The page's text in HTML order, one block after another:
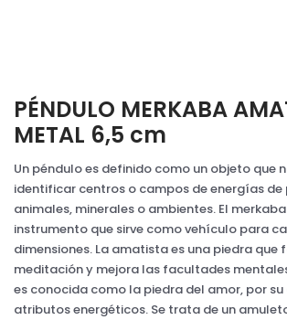
PÉNDULO MERKABA
METAL 6,5 cm
Un péndulo es definido como un objeto que
identificar centros o campos de energías de
animales, minerales o ambientes. El
instrumento que sirve como vehículo para
dimensiones. La amatista es una piedra que
meditación y mejora las facultades
es conocida como la piedra del amor, por
atributos energéticos. Se trata de un